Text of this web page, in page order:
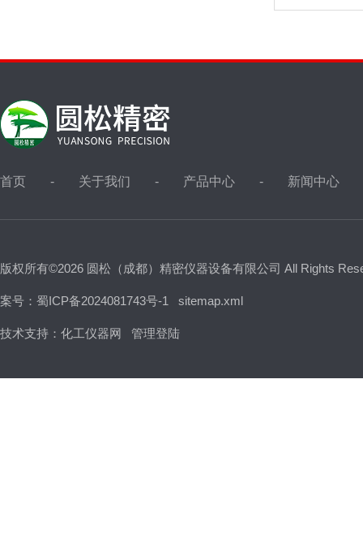
首页 关于我们 产品中心 新闻中心
版权所有©2026 圆松（成都）精密仪器设备有限公司 All Rights
案号：蜀ICP备2024081743号-1 sitemap.xml
技术支持： 化工仪器网 管理登陆